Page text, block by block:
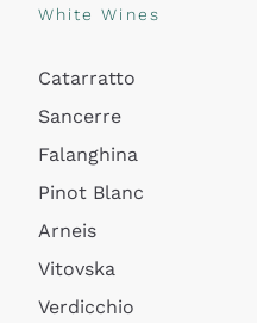
White Wines
Catarratto
Sancerre
Falanghina
Pinot Blanc
Arneis
Vitovska
Verdicchio